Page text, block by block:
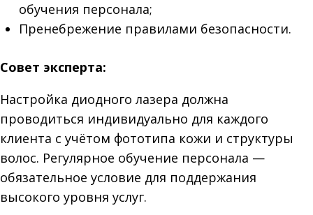
обучения персонала;
Пренебрежение правилами безопасности.
Совет эксперта:
Настройка диодного лазера должна
проводиться индивидуально для каждого
клиента с учётом фототипа кожи и структуры
волос. Регулярное обучение персонала —
обязательное условие для поддержания
высокого уровня услуг.